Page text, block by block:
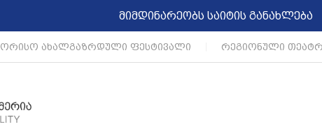
მიმდინარეობს საიტის განახლება
ახალგაზრდული ფესტივალი რეგიონული